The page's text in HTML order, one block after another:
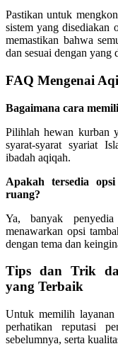
Pastikan untuk
sistem yang disediakan
memastikan bahwa
dan sesuai dengan yang
FAQ Mengenai
Bagaimana cara
Pilihlah hewan kurban
syarat-syarat syariat
ibadah aqiqah.
Apakah tersedia
ruang?
Ya, banyak
menawarkan opsi
dengan tema dan
Tips dan Trik
yang Terbaik
Untuk memilih
perhatikan reputasi
sebelumnya, serta